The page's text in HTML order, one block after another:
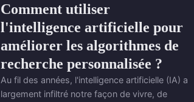
Comment utiliser
l'intelligence artificielle pour
améliorer les algorithmes de
recherche personnalisée ?
Au fil des années, l'intelligence artificielle (IA) a
largement infiltré notre façon de vivre, de